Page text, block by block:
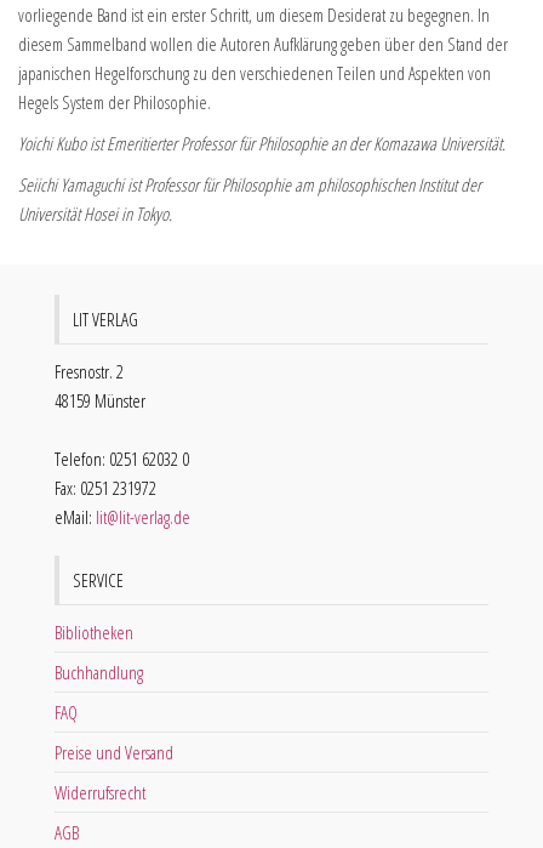
vorliegende Band ist ein erster Schritt, um diesem Desiderat zu begegnen. In
diesem Sammelband wollen die Autoren Aufklärung geben über den Stand der
japanischen Hegelforschung zu den verschiedenen Teilen und Aspekten von
Hegels System der Philosophie.
Yoichi Kubo ist Emeritierter Professor für Philosophie an der Komazawa Universität.
Seiichi Yamaguchi ist Professor für Philosophie am philosophischen Institut der
Universität Hosei in Tokyo.
LIT VERLAG
Fresnostr. 2
48159 Münster
Telefon: 0251 62032 0
Fax: 0251 231972
eMail: lit@lit-verlag.de
SERVICE
Bibliotheken
Buchhandlung
FAQ
Preise und Versand
Widerrufsrecht
AGB